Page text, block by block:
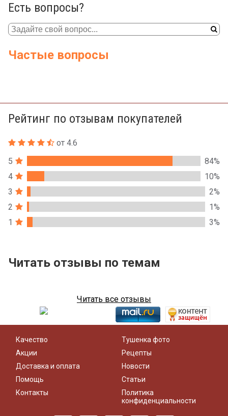
Есть вопросы?
Частые вопросы
Рейтинг по отзывам покупателей
от 4.6
5
84%
4
10%
3
2%
2
1%
1
3%
Читать отзывы по темам
Читать все отзывы
Качество
Акции
Доставка и оплата
Помощь
Контакты
Тушенка фото
Рецепты
Новости
Статьи
Политика
конфиденциальности